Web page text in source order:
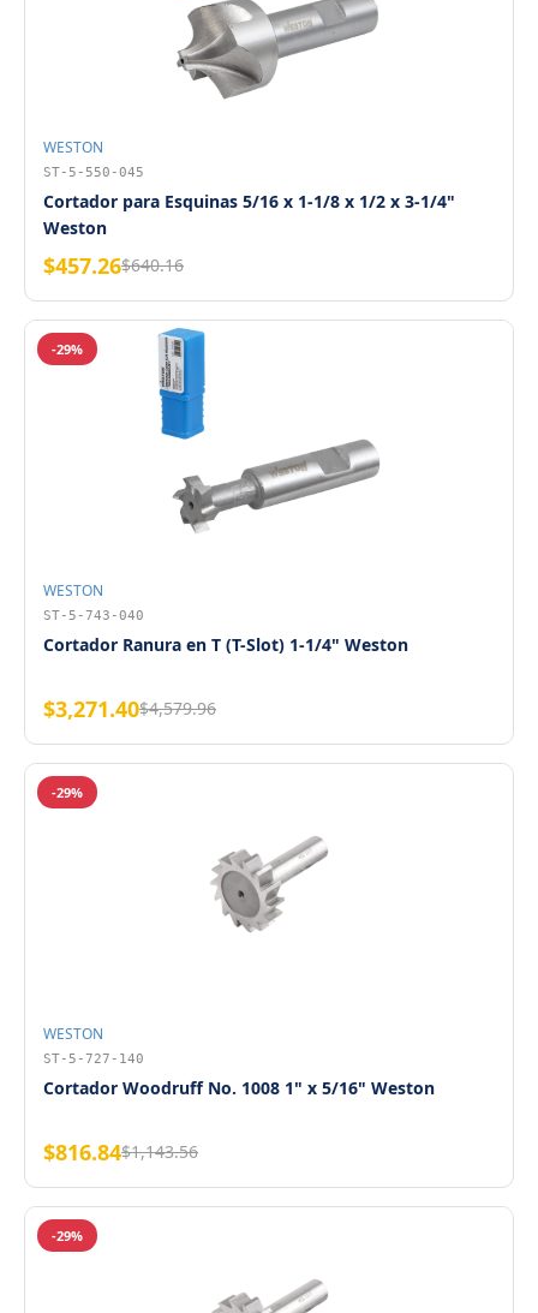
WESTON
ST-5-550-045
Cortador para Esquinas 5/16 x 1-1/8 x 1/2 x 3-1/4"
Weston
$457.26$640.16
-29%
WESTON
ST-5-743-040
Cortador Ranura en T (T-Slot) 1-1/4" Weston
$3,271.40$4,579.96
-29%
WESTON
ST-5-727-140
Cortador Woodruff No. 1008 1" x 5/16" Weston
$816.84$1,143.56
-29%